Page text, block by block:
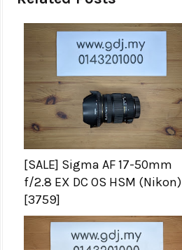
[SALE] Sigma AF 17-50mm
f/2.8 EX DC OS HSM (Nikon)
[3759]